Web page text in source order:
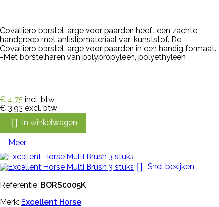
Covalliero borstel large voor paarden heeft een zachte
handgreep met antislipmateriaal van kunststof. De
Covalliero borstel large voor paarden in een handig formaat.
-Met borstelharen van polypropyleen, polyethyleen
€ 4,75 incl. btw
€ 3,93 excl. btw
 In winkelwagen
Meer
 Snel bekijken
Referentie: BORS0005K
Merk: Excellent Horse